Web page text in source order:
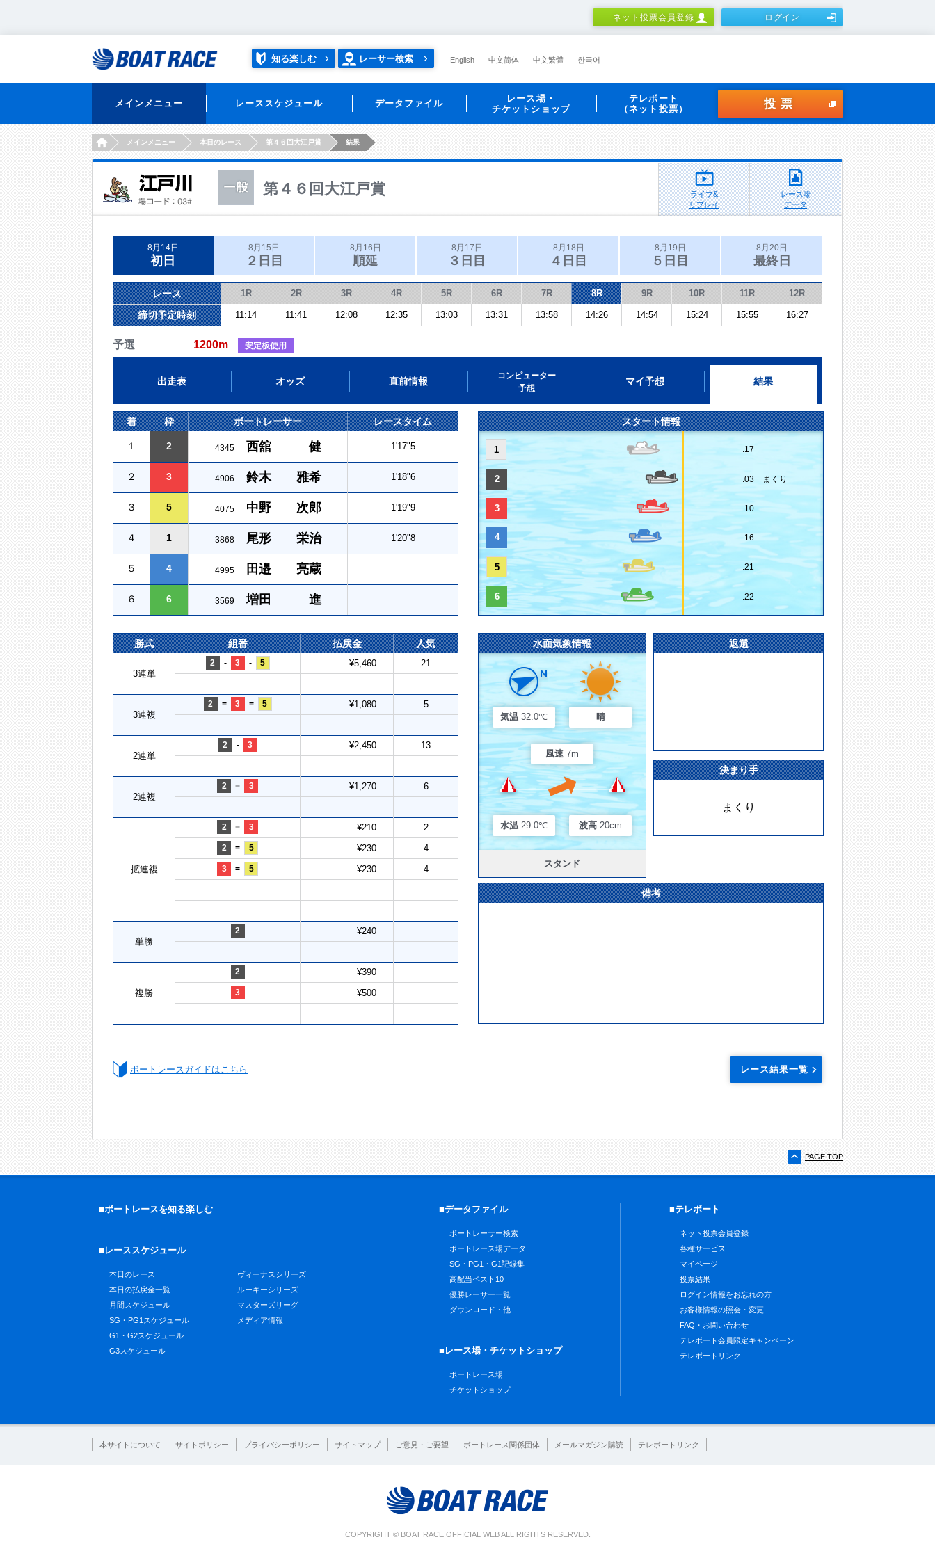
ネット投票会員登録 ログイン
知る楽しむ レーサー検索 English 中文简体 中文繁體 한국어
メインメニュー レーススケジュール データファイル
レース場・
チケットショップ
テレボート
（ネット投票）
投票
HOMEメインメニュー 本日のレース 第４６回大江戸賞 結果
第４６回大江戸賞
ライブ&
リプレイ
レース場
データ
8月14日
初日
8月15日
２日目
8月16日
順延
8月17日
３日目
8月18日
４日目
8月19日
５日目
8月20日
最終日
レース 1R 2R 3R 4R 5R 6R 7R 8R 9R 10R 11R 12R
締切予定時刻 11:14 11:41 12:08 12:35 13:03 13:31 13:58 14:26 14:54 15:24 15:55 16:27
予選 1200m 安定板使用
出走表 オッズ 直前情報
コンピューター
予想
マイ予想 結果
着 枠 ボートレーサー レースタイム
１ 2 4345 西舘 健 1'17"5
２ 3 4906 鈴木 雅希 1'18"6
３ 5 4075 中野 次郎 1'19"9
４ 1 3868 尾形 栄治 1'20"8
５ 4 4995 田邉 亮蔵
６ 6 3569 増田 進
スタート情報
1 .17
2 .03 まくり
3 .10
4 .16
5 .21
6 .22
勝式 組番 払戻金 人気
3連単
2 - 3 - 5 ¥5,460 21
3連複
2 = 3 = 5 ¥1,080 5
2連単
2 - 3 ¥2,450 13
2連複
2 = 3 ¥1,270 6
拡連複
2 = 3 ¥210 2
2 = 5 ¥230 4
3 = 5 ¥230 4
単勝
2 ¥240
複勝
2 ¥390
3 ¥500
水面気象情報
気温 32.0℃ 晴
風速 7m
水温 29.0℃ 波高 20cm
スタンド
返還
決まり手
まくり
備考
ボートレースガイドはこちら レース結果一覧
PAGE TOP
■ボートレースを知る楽しむ
■レーススケジュール
本日のレース
本日の払戻金一覧
月間スケジュール
SG・PG1スケジュール
G1・G2スケジュール
G3スケジュール
ヴィーナスシリーズ
ルーキーシリーズ
マスターズリーグ
メディア情報
■データファイル
ボートレーサー検索
ボートレース場データ
SG・PG1・G1記録集
高配当ベスト10
優勝レーサー一覧
ダウンロード・他
■レース場・チケットショップ
ボートレース場
チケットショップ
■テレボート
ネット投票会員登録
各種サービス
マイページ
投票結果
ログイン情報をお忘れの方
お客様情報の照会・変更
FAQ・お問い合わせ
テレボート会員限定キャンペーン
テレボートリンク
本サイトについて サイトポリシー プライバシーポリシー サイトマップ ご意見・ご要望 ボートレース関係団体 メールマガジン購読 テレボートリンク
COPYRIGHT © BOAT RACE OFFICIAL WEB ALL RIGHTS RESERVED.